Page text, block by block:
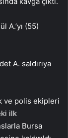
A.’yı (55)
A. saldırıya
ve polis ekipleri
ilk
Bursa